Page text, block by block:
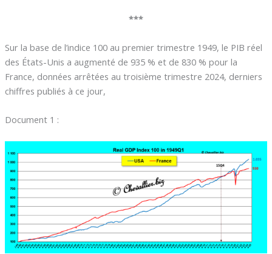
***
Sur la base de l’indice 100 au premier trimestre 1949, le PIB réel
des États-Unis a augmenté de 935 % et de 830 % pour la
France, données arrêtées au troisième trimestre 2024, derniers
chiffres publiés à ce jour,
Document 1 :